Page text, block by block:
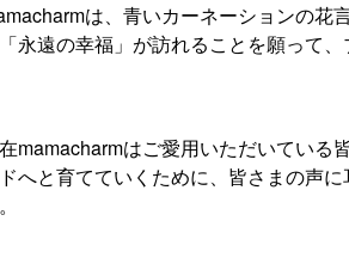
は、青いカーネーションの花
永遠の幸福」が訪れることを願って
mamacharmはご愛用いただいている
へと育てていくために、皆さまの声